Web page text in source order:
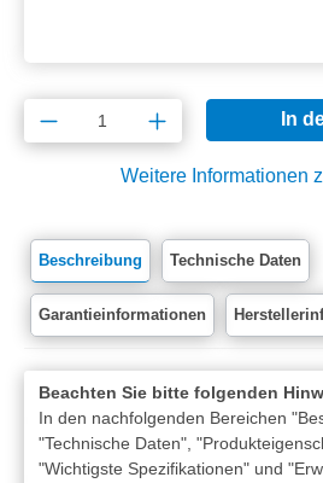
Produkt Anzahl: Gib In
Weitere Informationen
Beschreibung Technische Daten
Garantieinformationen
Beachten Sie bitte folgenden
In den nachfolgenden Bereichen
"Technische Daten",
"Wichtigste Spezifikationen" und